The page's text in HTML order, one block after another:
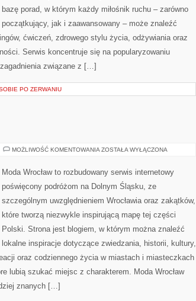
bazę porad, w którym każdy miłośnik ruchu – zarówno
początkujący, jak i zaawansowany – może znaleźć
ćwiczeń, zdrowego stylu życia, odżywiania oraz
Serwis koncentruje się na popularyzowaniu
związane z […]
PO ZERWANIU
MOŻLIWOŚĆ KOMENTOWANIA ŚWIDNICA
ZOSTAŁA WYŁĄCZONA
Moda Wrocław to rozbudowany serwis internetowy
poświęcony podróżom na Dolnym Śląsku, ze
szczególnym uwzględnieniem Wrocławia oraz zakątków,
które tworzą niezwykle inspirującą mapę tej części
Polski. Strona jest blogiem, w którym można znaleźć
lokalne inspiracje dotyczące zwiedzania, historii, kultury,
oraz codziennego życia w miastach i miasteczkach
lubią szukać miejsc z charakterem. Moda Wrocław
znanych […]